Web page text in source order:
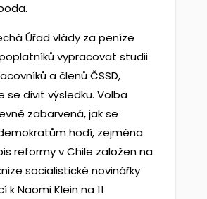
Úřad vlády za peníze
vypracovat studii
a členů ČSSD,
se divit výsledku. Volba
zabarvená, jak se
hodí, zejména
reformy v Chile založen na
socialistické novinářky
k Naomi Klein na 11